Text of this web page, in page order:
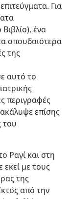
Για
Βιβλίο), ένα
σπουδαιότερα
της
αυτό το
περιγραφές
επίσης
του
Ραγί και στη
με τους
της
από την